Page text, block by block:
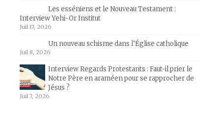
Les esséniens et le Nouveau Testament :
Interview Yehi-Or Institut
Juil 17, 2026
Un nouveau schisme dans l’Église catholique
Juil 8, 2026
Interview Regards Protestants : Faut-il prier le
Notre Père en araméen pour se rapprocher de
Jésus ?
Juil 7, 2026